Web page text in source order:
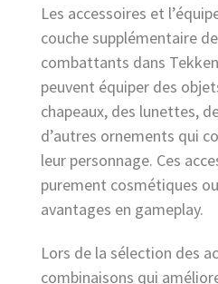
Les accessoires et
couche supplémentaire
combattants dans
peuvent équiper des
chapeaux, des lunettes,
d’autres ornements qui
leur personnage. Ces
purement cosmétiques
avantages en gameplay.
Lors de la sélection des
combinaisons qui